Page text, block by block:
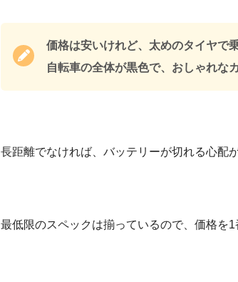
価格は安いけれど、太めのタイヤで
自転車の全体が黒色で、おしゃれな
長距離でなければ、バッテリーが切れる心配
最低限のスペックは揃っているので、価格を